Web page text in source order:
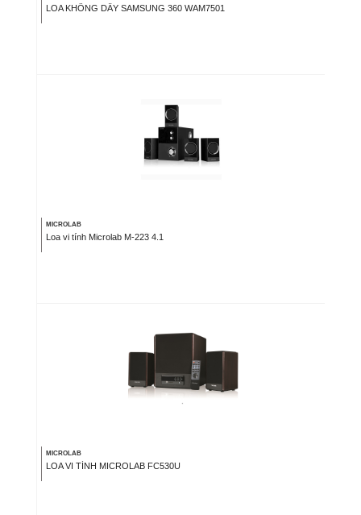
LOA KHÔNG DÂY SAMSUNG 360 WAM7501
MICROLAB
Loa vi tính Microlab M-223 4.1
MICROLAB
LOA VI TÍNH MICROLAB FC530U